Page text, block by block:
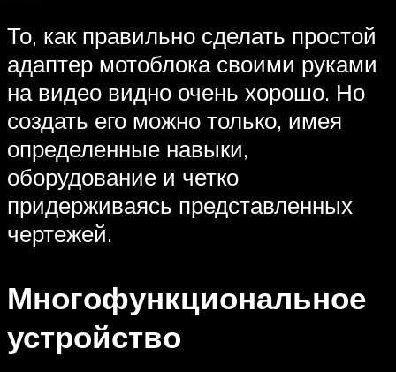
То, как правильно сделать простой
адаптер мотоблока своими руками
на видео видно очень хорошо. Но
создать его можно только, имея
определенные навыки,
оборудование и четко
придерживаясь представленных
чертежей.
Многофункциональное
устройство